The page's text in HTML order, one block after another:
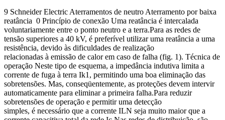
9 Schneider Electric Aterramentos de neutro Aterramento por baixa
reatância 0 Princípio de conexão Uma reatância é intercalada
voluntariamente entre o ponto neutro e a terra.Para as redes de
tensão superiores a 40 kV, é preferível utilizar uma reatância a uma
resistência, devido às dificuldades de realização
relacionadas à emissão de calor em caso de falha (fig. 1). Técnica de
operação Neste tipo de esquema, a impedância indutiva limita a
corrente de fuga à terra Ik1, permitindo uma boa eliminação das
sobretensões. Mas, conseqüentemente, as proteções devem intervir
automaticamente para eliminar a primeira falha.Para reduzir
sobretensões de operação e permitir uma detecção
simples, é necessário que a corrente ILN seja muito maior que a